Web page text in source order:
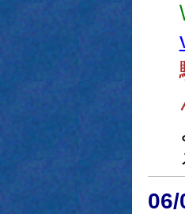
06/